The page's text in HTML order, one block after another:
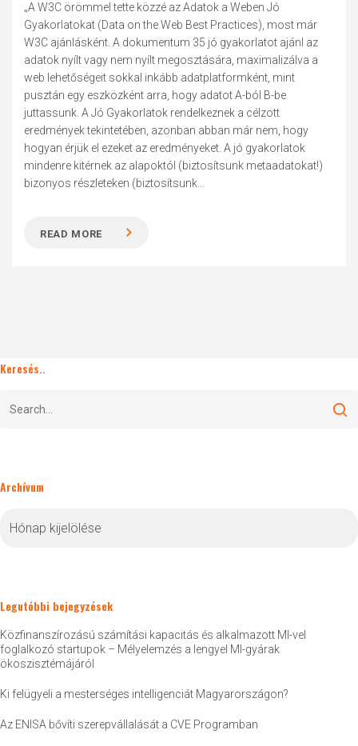
„A W3C örömmel tette közzé az Adatok a Weben Jó
Gyakorlatokat (Data on the Web Best Practices), most már
W3C ajánlásként. A dokumentum 35 jó gyakorlatot ajánl az
adatok nyílt vagy nem nyílt megosztására, maximalizálva a
web lehetőségeit sokkal inkább adatplatformként, mint
pusztán egy eszközként arra, hogy adatot A-ból B-be
juttassunk. A Jó Gyakorlatok rendelkeznek a célzott
eredmények tekintetében, azonban abban már nem, hogy
hogyan érjük el ezeket az eredményeket. A jó gyakorlatok
mindenre kitérnek az alapoktól (biztosítsunk metaadatokat!)
bizonyos részleteken (biztosítsunk...
READ MORE
Keresés..
Archívum
Legutóbbi bejegyzések
Közfinanszírozású számítási kapacitás és alkalmazott MI-vel
foglalkozó startupok – Mélyelemzés a lengyel MI-gyárak
ökoszisztémájáról
Ki felügyeli a mesterséges intelligenciát Magyarországon?
Az ENISA bővíti szerepvállalását a CVE Programban